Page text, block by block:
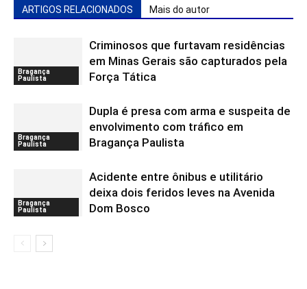
ARTIGOS RELACIONADOS Mais do autor
Bragança
Paulista
Criminosos que furtavam residências
em Minas Gerais são capturados pela
Força Tática
Bragança
Paulista
Dupla é presa com arma e suspeita de
envolvimento com tráfico em
Bragança Paulista
Bragança
Paulista
Acidente entre ônibus e utilitário
deixa dois feridos leves na Avenida
Dom Bosco